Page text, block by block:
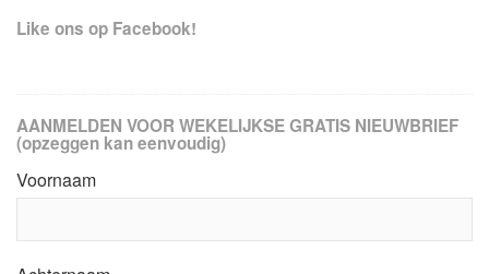
Like ons op Facebook!
AANMELDEN VOOR WEKELIJKSE GRATIS NIEUWBRIEF
(opzeggen kan eenvoudig)
Voornaam